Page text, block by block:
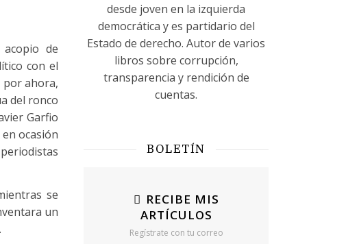
de
con el
por ahora,
del ronco
Garfio
ocasión
se
un
desde joven en la izquierda
democrática y es partidario del
Estado de derecho. Autor de varios
libros sobre corrupción,
transparencia y rendición de
cuentas.
BOLETÍN
RECIBE MIS
ARTÍCULOS
Regístrate con tu correo